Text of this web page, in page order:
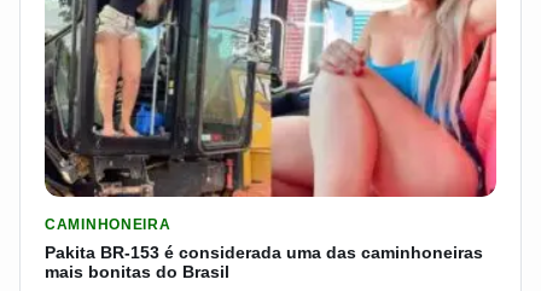
CAMINHONEIRA
Pakita BR-153 é considerada uma das caminhoneiras
mais bonitas do Brasil